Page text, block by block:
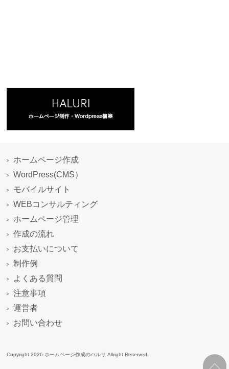
ホームページ作成
WordPress(CMS）
モバイルサイト
WEBコンサルティング
ホームページ管理
作成の流れ
お支払いについて
制作例
よくある質問
注意事項
運営者
お問い合わせ
Copyright 2026 ホームページ作成のハルリ Allright Reserved.